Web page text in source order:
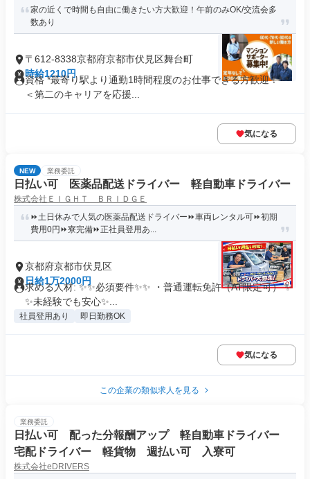
家の近くで時間も自由に働きたい方大歓迎！午前のみOK/交流会多
数あり
〒612-8338京都府京都市伏見区舞台町
時給1210円
資格 *最寄り駅より通勤1時間程度のお仕事できる方歓迎！* *
＜第二のキャリアを応援...
気になる
NEW 業務委託
日払い可 医薬品配送ドライバー 軽自動車ドライバー
株式会社ＥＩＧＨＴ ＢＲＩＤＧＥ
⏩土日休みで人気の医薬品配送ドライバー⏩車両レンタル可⏩初期
費用0円⏩寮完備⏩正社員登用あ...
京都府京都市伏見区
日給1万2000円
求める人材: ✨✨必須要件✨✨ ・普通運転免許（AT限定可） ✨
✨未経験でも安心✨...
社員登用あり 即日勤務OK
気になる
この企業の類似求人を見る
業務委託
日払い可 配った分報酬アップ 軽自動車ドライバー
宅配ドライバー 軽貨物 週払い可 入寮可
株式会社eDRIVERS